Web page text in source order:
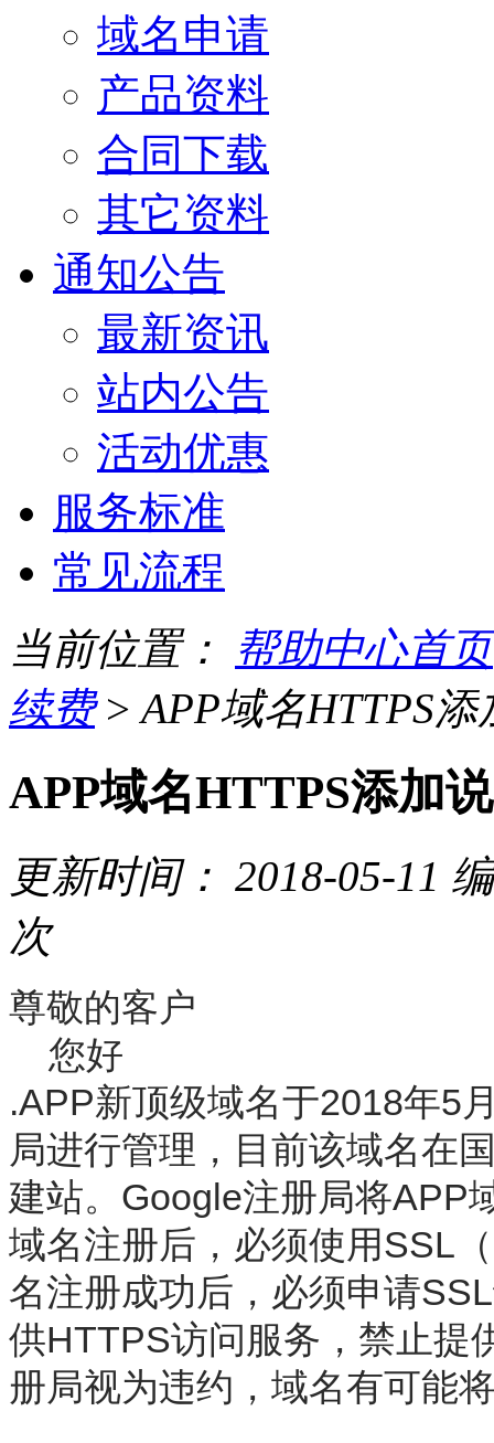
域名申请
产品资料
合同下载
其它资料
通知公告
最新资讯
站内公告
活动优惠
服务标准
常见流程
当前位置：
帮助中心首页
续费>APP域名HTTPS
APP域名HTTPS添加
更新时间： 2018-05-11
次
尊敬的客户
您好
.APP新顶级域名于2018年5
局进行管理，目前该域名在
建站。Google注册局将APP
域名注册后，必须使用SSL
名注册成功后，必须申请
供HTTPS访问服务，禁止提
册局视为违约，域名有可能